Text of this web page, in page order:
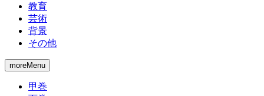
教育
芸術
背景
その他
moreMenu
甲巻